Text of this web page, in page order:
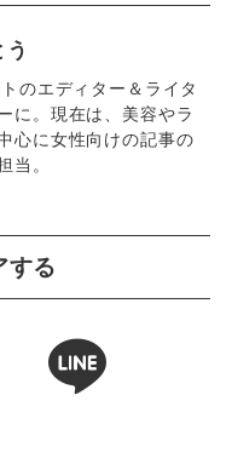
のエディター＆ライタ
に。現在は、美容やラ
心に女性向けの記事の
当。
する